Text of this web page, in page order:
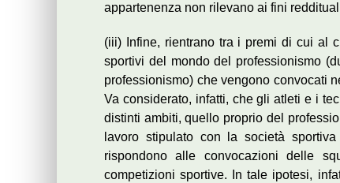
appartenenza non rilevano ai fini
(iii) Infine, rientrano tra i premi di cui al
sportivi del mondo del professionismo
professionismo) che vengono convocati
Va considerato, infatti, che gli atleti e i
distinti ambiti, quello proprio del
lavoro stipulato con la società
rispondono alle convocazioni delle
competizioni sportive. In tale ipotesi,